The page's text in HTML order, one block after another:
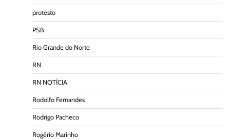
protesto
PSB
Rio Grande do Norte
RN
RN NOTÍCIA
Rodolfo Fernandes
Rodrigo Pacheco
Rogério Marinho